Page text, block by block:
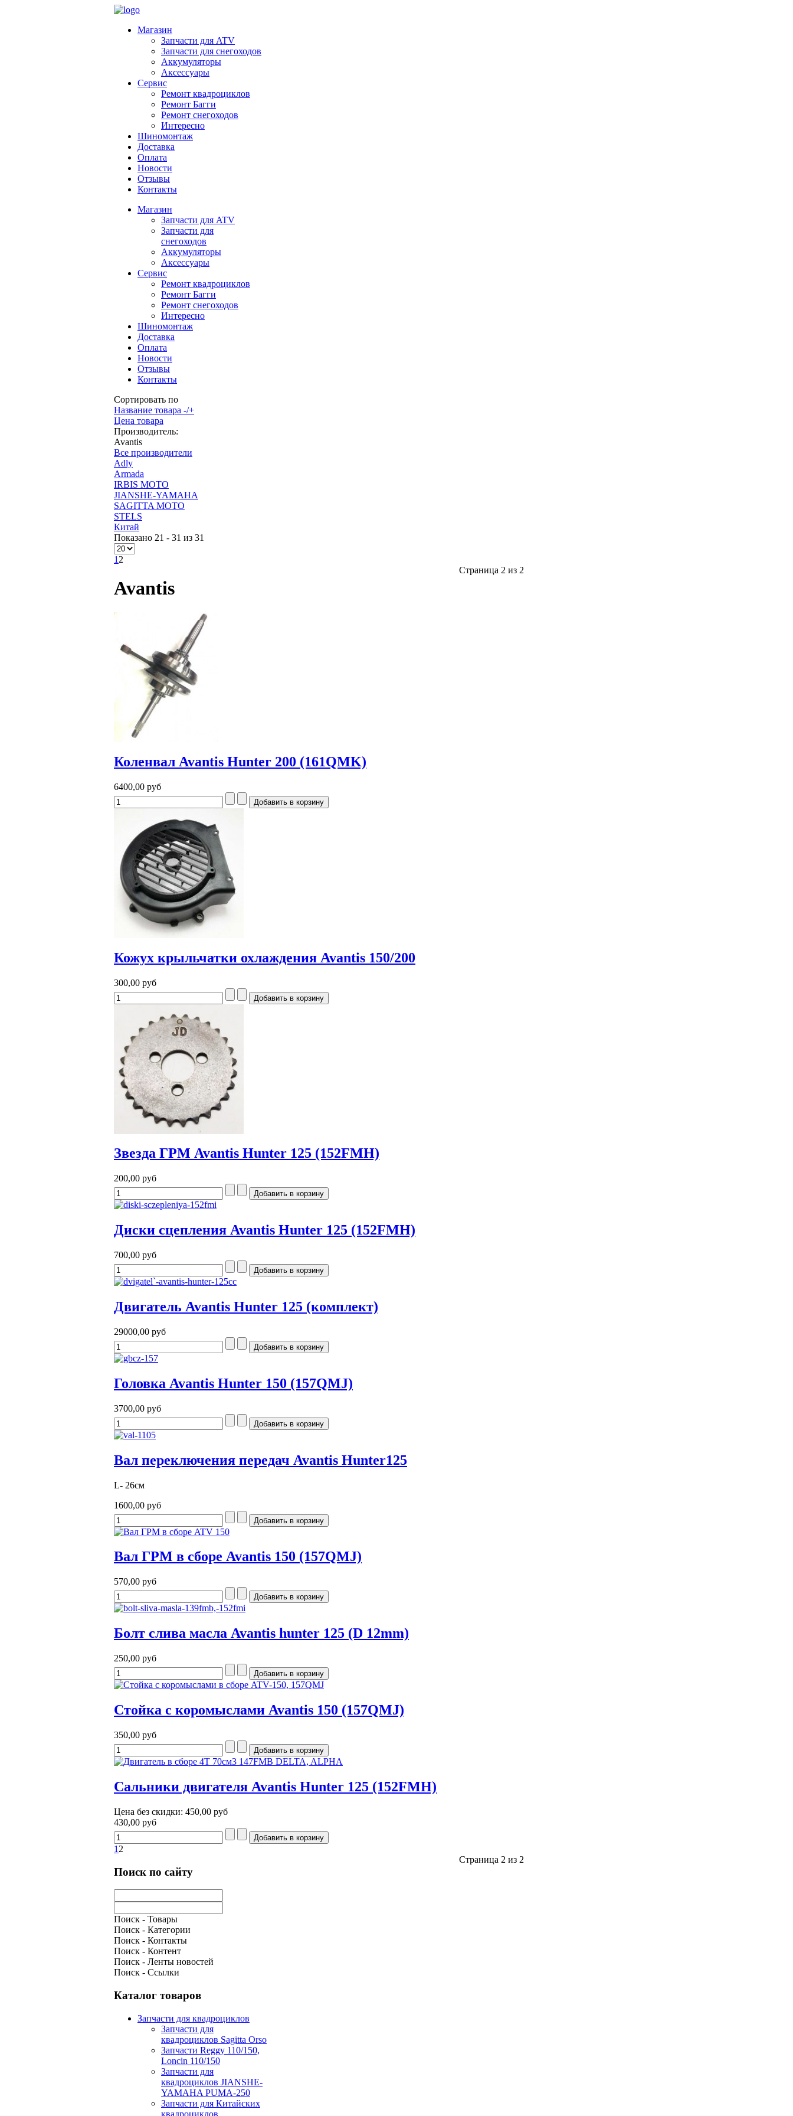
Магазин
Запчасти для ATV
Запчасти для снегоходов
Аккумуляторы
Аксессуары
Сервис
Ремонт квадроциклов
Ремонт Багги
Ремонт снегоходов
Интересно
Шиномонтаж
Доставка
Оплата
Новости
Отзывы
Контакты
Магазин
Запчасти для ATV
Запчасти для
снегоходов
Аккумуляторы
Аксессуары
Сервис
Ремонт квадроциклов
Ремонт Багги
Ремонт снегоходов
Интересно
Шиномонтаж
Доставка
Оплата
Новости
Отзывы
Контакты
Сортировать по
Название товара -/+
Цена товара
Производитель:
Avantis
Все производители
Adly
Armada
IRBIS MOTO
JIANSHE-YAMAHA
SAGITTA MOTO
STELS
Китай
Показано 21 - 31 из 31
1 2
Страница 2 из 2
Avantis
Коленвал Avantis Hunter 200 (161QMK)
6400,00 руб
Кожух крыльчатки охлаждения Avantis 150/200
300,00 руб
Звезда ГРМ Avantis Hunter 125 (152FMH)
200,00 руб
Диски сцепления Avantis Hunter 125 (152FMH)
700,00 руб
Двигатель Avantis Hunter 125 (комплект)
29000,00 руб
Головка Avantis Hunter 150 (157QMJ)
3700,00 руб
Вал переключения передач Avantis Hunter125
L- 26см
1600,00 руб
Вал ГРМ в сборе Avantis 150 (157QMJ)
570,00 руб
Болт слива масла Avantis hunter 125 (D 12mm)
250,00 руб
Cтойка с коромыслами Avantis 150 (157QMJ)
350,00 руб
Cальники двигателя Avantis Hunter 125 (152FMH)
Цена без скидки: 450,00 руб
430,00 руб
1 2
Страница 2 из 2
Поиск по сайту
Поиск - Товары
Поиск - Категории
Поиск - Контакты
Поиск - Контент
Поиск - Ленты новостей
Поиск - Ссылки
Каталог товаров
Запчасти для квадроциклов
Запчасти для
квадроциклов Sagitta Orso
Запчасти Reggy 110/150,
Loncin 110/150
Запчасти для
квадроциклов JIANSHE-
YAMAHA PUMA-250
Запчасти для Китайских
квадроциклов